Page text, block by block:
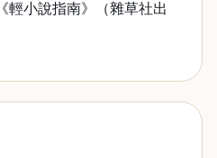
輕小說指南》（雜草社出